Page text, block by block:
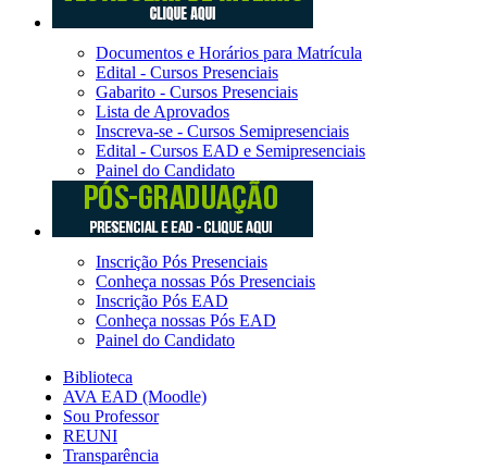
Documentos e Horários para Matrícula
Edital - Cursos Presenciais
Gabarito - Cursos Presenciais
Lista de Aprovados
Inscreva-se - Cursos Semipresenciais
Edital - Cursos EAD e Semipresenciais
Painel do Candidato
Inscrição Pós Presenciais
Conheça nossas Pós Presenciais
Inscrição Pós EAD
Conheça nossas Pós EAD
Painel do Candidato
Biblioteca
AVA EAD (Moodle)
Sou Professor
REUNI
Transparência